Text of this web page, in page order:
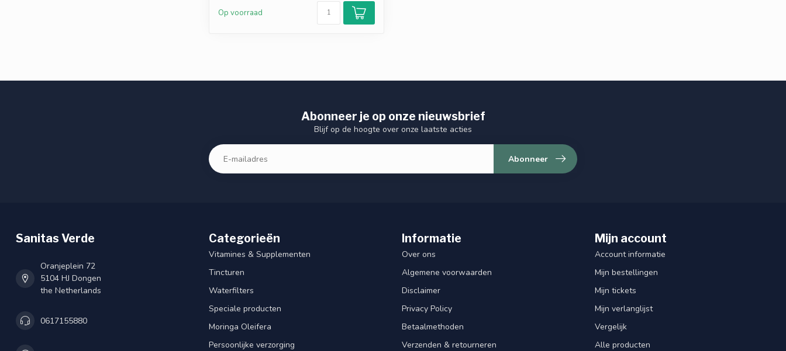
Op voorraad
Abonneer je op onze nieuwsbrief
Blijf op de hoogte over onze laatste acties
Abonneer
Sanitas Verde
Oranjeplein 72
5104 HJ Dongen
the Netherlands
0617155880
Categorieën
Vitamines & Supplementen
Tincturen
Waterfilters
Speciale producten
Moringa Oleifera
Persoonlijke verzorging
Informatie
Over ons
Algemene voorwaarden
Disclaimer
Privacy Policy
Betaalmethoden
Verzenden & retourneren
Mijn account
Account informatie
Mijn bestellingen
Mijn tickets
Mijn verlanglijst
Vergelijk
Alle producten